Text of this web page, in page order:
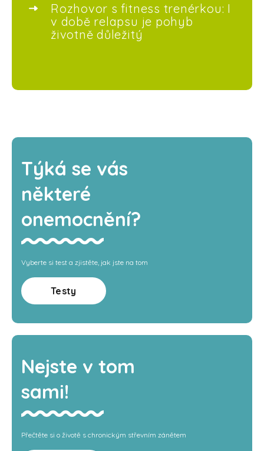
Rozhovor s fitness trenérkou: I
v době relapsu je pohyb
životně důležitý
Týká se vás
některé
onemocnění?
Vyberte si test a zjistěte, jak jste na tom
Testy
Nejste v tom
sami!
Přečtěte si o životě s chronickým střevním zánětem